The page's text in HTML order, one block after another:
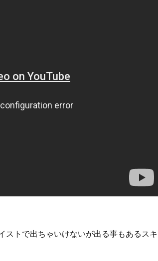
ストで出ちゃいけないが出る事もあるスキ